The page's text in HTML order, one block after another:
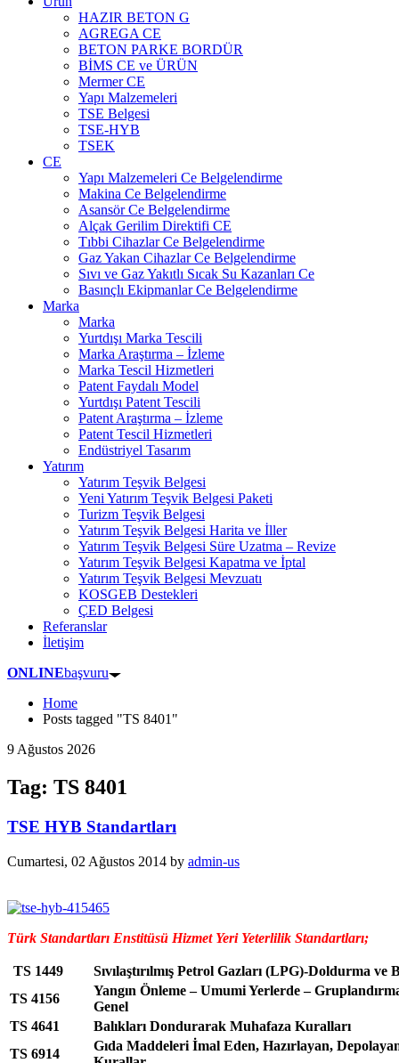
HAZIR BETON G
AGREGA CE
BETON PARKE BORDÜR
BİMS CE ve ÜRÜN
Mermer CE
Yapı Malzemeleri
TSE Belgesi
TSE-HYB
TSEK
CE
Yapı Malzemeleri Ce Belgelendirme
Makina Ce Belgelendirme
Asansör Ce Belgelendirme
Alçak Gerilim Direktifi CE
Tıbbi Cihazlar Ce Belgelendirme
Gaz Yakan Cihazlar Ce Belgelendirme
Sıvı ve Gaz Yakıtlı Sıcak Su Kazanları Ce
Basınçlı Ekipmanlar Ce Belgelendirme
Marka
Marka
Yurtdışı Marka Tescili
Marka Araştırma – İzleme
Marka Tescil Hizmetleri
Patent Faydalı Model
Yurtdışı Patent Tescili
Patent Araştırma – İzleme
Patent Tescil Hizmetleri
Endüstriyel Tasarım
Yatırım
Yatırım Teşvik Belgesi
Yeni Yatırım Teşvik Belgesi Paketi
Turizm Teşvik Belgesi
Yatırım Teşvik Belgesi Harita ve İller
Yatırım Teşvik Belgesi Süre Uzatma – Revize
Yatırım Teşvik Belgesi Kapatma ve İptal
Yatırım Teşvik Belgesi Mevzuatı
KOSGEB Destekleri
ÇED Belgesi
Referanslar
İletişim
ONLINEbaşvuru
Home
Posts tagged "TS 8401"
9 Ağustos 2026
Tag: TS 8401
TSE HYB Standartları
Cumartesi, 02 Ağustos 2014 by admin-us
Türk Standartları Enstitüsü Hizmet Yeri Yeterlilik Standartları;
TS 1449
Sıvılaştırılmış Petrol Gazları (LPG)-Doldurma ve
TS 4156
Yangın Önleme – Umumi Yerlerde –
Genel
TS 4641
Balıkları Dondurarak Muhafaza Kuralları
TS 6914
Gıda Maddeleri İmal Eden, Hazırlayan,